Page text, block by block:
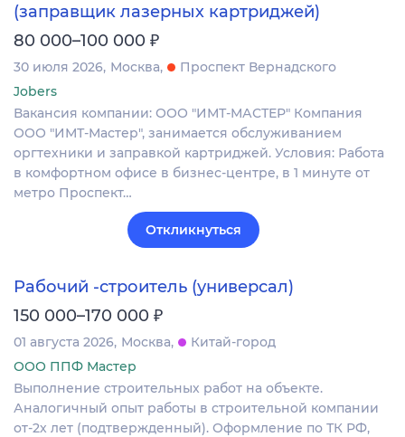
(заправщик лазерных картриджей)
80 000–100 000 ₽
30 июля 2026 Москва
Проспект Вернадского
Jobers
Вакансия компании: ООО "ИМТ-МАСТЕР" Компания
ООО "ИМТ-Мастер", занимается обслуживанием
оргтехники и заправкой картриджей. Условия: Работа
в комфортном офисе в бизнес-центре, в 1 минуте от
метро Проспект…
Откликнуться
Рабочий -строитель (универсал)
150 000–170 000 ₽
01 августа 2026 Москва
Китай-город
ООО ППФ Мастер
Выполнение строительных работ на объекте.
Аналогичный опыт работы в строительной компании
от-2х лет (подтвержденный). Оформление по ТК РФ,